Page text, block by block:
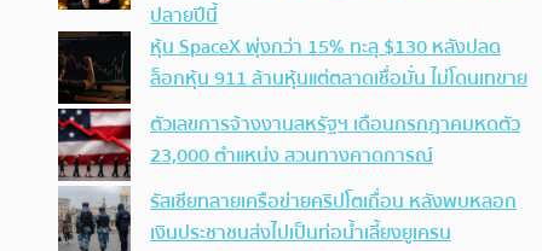
ปลายปีนี้
หุ้น SpaceX พุ่งกว่า 15% ทะลุ $130 หลังปลด
ล็อกหุ้น 911 ล้านหุ้นแต่ตลาดเชื่อมั่น ไม่โดนเทขาย
ตัวเลขการจ้างงานสหรัฐฯ เดือนกรกฎาคมหดตัว
23,000 ตำแหน่ง สวนทางคาดการณ์
รัสเซียทลายเครือข่ายคริปโตเถื่อน หลังพบหลอก
เงินประชาชนส่งไปเป็นท่อน้ำเลี้ยงยูเครน